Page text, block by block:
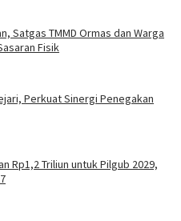
Satgas TMMD Ormas dan Warga
Fisik
Perkuat Sinergi Penegakan
Rp1,2 Triliun untuk Pilgub 2029,